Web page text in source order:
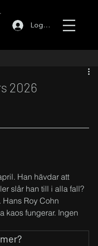
Logga in
2026
Han hävdar att
slår han till i alla fall?
Hans Roy Cohn
kaos fungerar. Ingen